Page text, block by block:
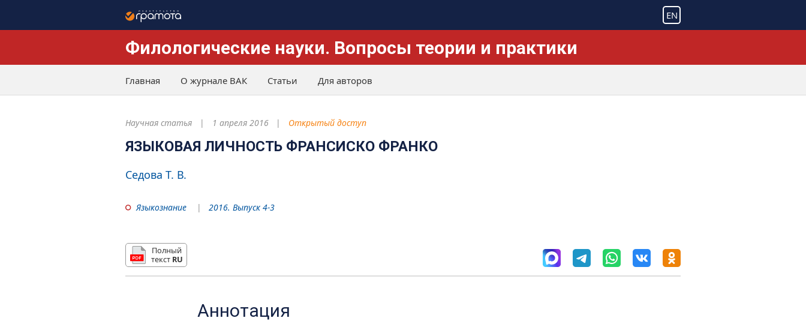
EN
Филологические науки. Вопросы теории и практики
Главная О журнале ВАК Статьи Для авторов
Научная статья 1 апреля 2016 Открытый доступ
ЯЗЫКОВАЯ ЛИЧНОСТЬ ФРАНСИСКО ФРАНКО
Седова Т. В.
Языкознание 2016. Выпуск 4-3
Полный
текст RU
Аннотация